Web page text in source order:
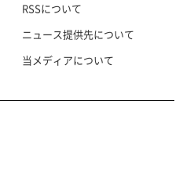
RSSについて
ニュース提供先について
当メディアについて